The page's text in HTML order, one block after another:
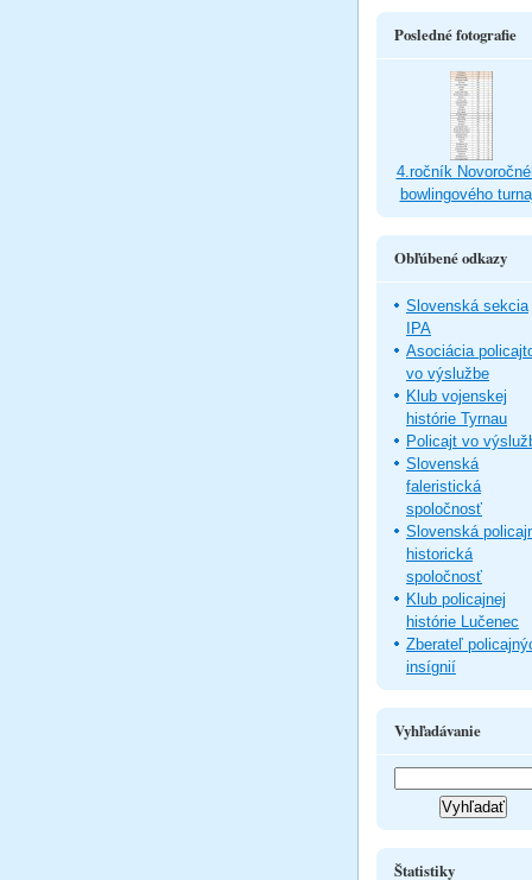
Posledné fotografie
4.ročník
bowlingového
Obľúbené odkazy
Slovenská sekcia
IPA
Asociácia
vo výslužbe
Klub vojenskej
histórie Tyrnau
Policajt vo
Slovenská
faleristická
spoločnosť
Slovenská
historická
spoločnosť
Klub policajnej
histórie Lučenec
Zberateľ
insígnií
Vyhľadávanie
Štatistiky